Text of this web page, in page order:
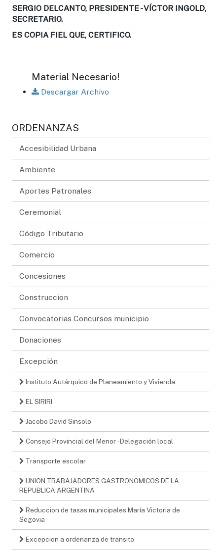
SERGIO DELCANTO, PRESIDENTE - VÍCTOR INGOLD,
SECRETARIO.
ES COPIA FIEL QUE, CERTIFICO.
Material Necesario!
Descargar Archivo
ORDENANZAS
Accesibilidad Urbana
Ambiente
Aportes Patronales
Ceremonial
Código Tributario
Comercio
Concesiones
Construccion
Convocatorias Concursos municipio
Donaciones
Excepción
Instituto Autárquico de Planeamiento y Vivienda
EL SIRIRI
Jacobo David Sinsolo
Consejo Provincial del Menor - Delegación local
Transporte escolar
UNION TRABAJADORES GASTRONOMICOS DE LA
REPUBLICA ARGENTINA
Reduccion de tasas municipales María Victoria de
Segovia
Excepcion a ordenanza de transito